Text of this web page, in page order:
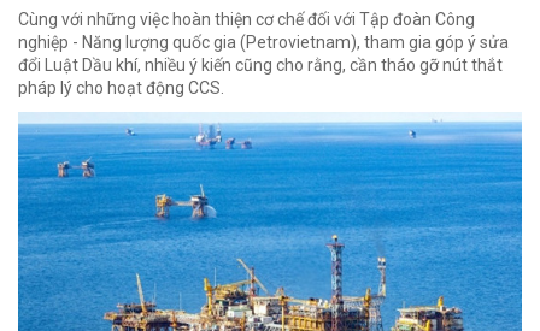
Cùng với những việc hoàn thiện cơ chế đối với Tập đoàn Công
nghiệp - Năng lượng quốc gia (Petrovietnam), tham gia góp ý sửa
đổi Luật Dầu khí, nhiều ý kiến cũng cho rằng, cần tháo gỡ nút thắt
pháp lý cho hoạt động CCS.